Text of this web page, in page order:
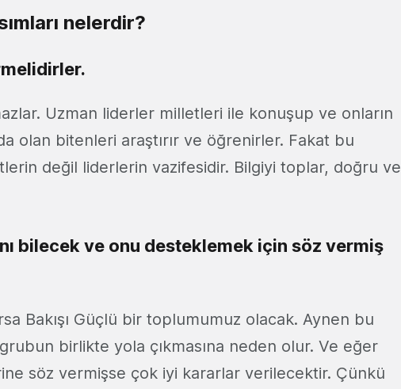
nelerdir?
Uzman liderler milletleri ile konuşup ve onların
olan bitenleri araştırır ve öğrenirler. Fakat bu
değil liderlerin vazifesidir. Bilgiyi toplar, doğru ve
bilecek ve onu desteklemek için söz vermiş
Bakışı Güçlü bir toplumumuz olacak. Aynen bu
birlikte yola çıkmasına neden olur. Ve eğer
söz vermişse çok iyi kararlar verilecektir. Çünkü